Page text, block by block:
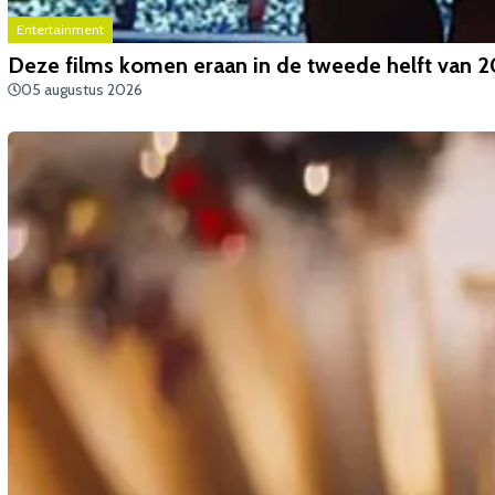
Entertainment
Deze films komen eraan in de tweede helft van
05 augustus 2026